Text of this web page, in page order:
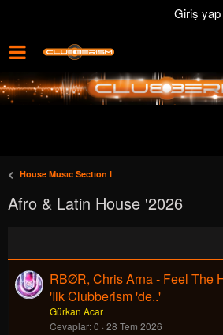
Giriş yap
House Musıc Sectıon I
Afro & Latin House '2026
RBØR, Chris Arna - Feel The
'Ilk Clubberism 'de..'
Gürkan Acar
Cevaplar 0 28 Tem 2026